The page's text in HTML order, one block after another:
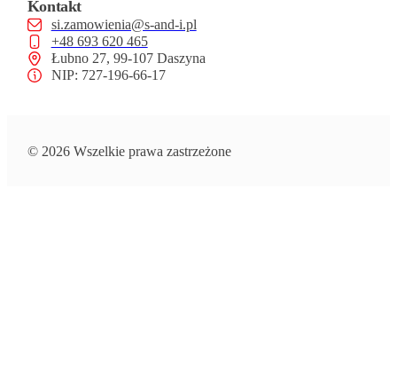
Kontakt
si.zamowienia@s-and-i.pl
+48 693 620 465
Łubno 27, 99-107 Daszyna
NIP: 727-196-66-17
© 2026 Wszelkie prawa zastrzeżone